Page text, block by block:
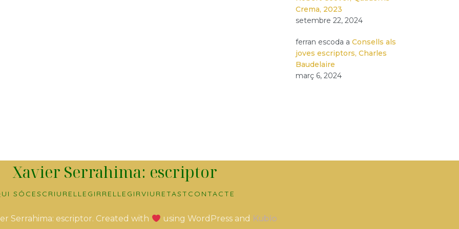
Crema, 2023
setembre 22, 2024
ferran escoda a Consells als
joves escriptors, Charles
Baudelaire
març 6, 2024
Xavier Serrahima: escriptor
SÓC ESCRIURE LLEGIRRELLEGIRVIURETAST CONTACTE
Serrahima: escriptor. Created with using WordPress and Kubio